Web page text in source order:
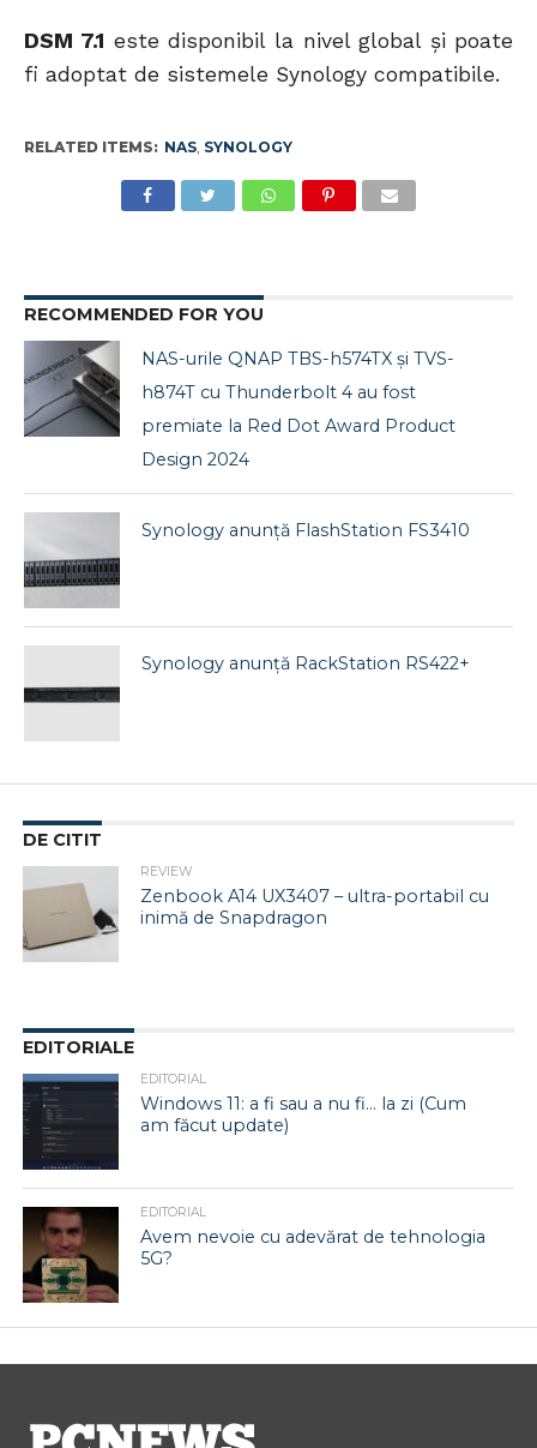
DSM 7.1 este disponibil la nivel global și poate
fi adoptat de sistemele Synology compatibile.
RELATED ITEMS: NAS, SYNOLOGY
RECOMMENDED FOR YOU
NAS-urile QNAP TBS-h574TX și TVS-
h874T cu Thunderbolt 4 au fost
premiate la Red Dot Award Product
Design 2024
Synology anunţă FlashStation FS3410
Synology anunţă RackStation RS422+
DE CITIT
REVIEW
Zenbook A14 UX3407 – ultra-portabil cu
inimă de Snapdragon
EDITORIALE
EDITORIAL
Windows 11: a fi sau a nu fi… la zi (Cum
am făcut update)
EDITORIAL
Avem nevoie cu adevărat de tehnologia
5G?